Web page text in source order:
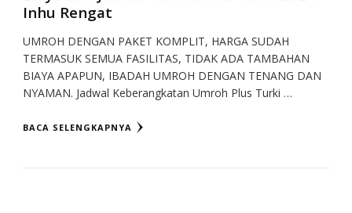
Inhu Rengat
UMROH DENGAN PAKET KOMPLIT, HARGA SUDAH
TERMASUK SEMUA FASILITAS, TIDAK ADA TAMBAHAN
BIAYA APAPUN, IBADAH UMROH DENGAN TENANG DAN
NYAMAN. Jadwal Keberangkatan Umroh Plus Turki …
BACA SELENGKAPNYA